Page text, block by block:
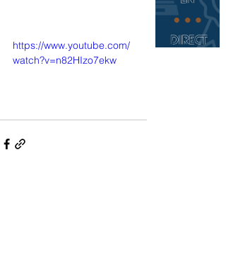
https://www.youtube.com/
watch?v=n82HIzo7ekw